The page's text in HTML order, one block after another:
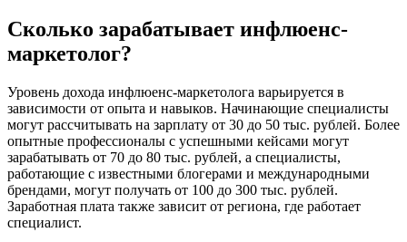
Сколько зарабатывает инфлюенс-
маркетолог?
Уровень дохода инфлюенс-маркетолога варьируется в
зависимости от опыта и навыков. Начинающие специалисты
могут рассчитывать на зарплату от 30 до 50 тыс. рублей. Более
опытные профессионалы с успешными кейсами могут
зарабатывать от 70 до 80 тыс. рублей, а специалисты,
работающие с известными блогерами и международными
брендами, могут получать от 100 до 300 тыс. рублей.
Заработная плата также зависит от региона, где работает
специалист.